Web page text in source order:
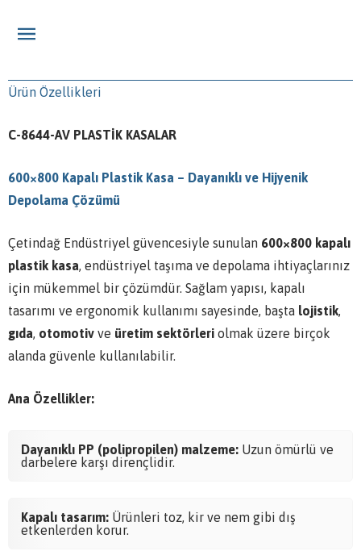
Ürün Özellikleri
C-8644-AV PLASTİK KASALAR
600×800 Kapalı Plastik Kasa – Dayanıklı ve Hijyenik
Depolama Çözümü
Çetindağ Endüstriyel güvencesiyle sunulan 600×800 kapalı
plastik kasa, endüstriyel taşıma ve depolama ihtiyaçlarınız
için mükemmel bir çözümdür. Sağlam yapısı, kapalı
tasarımı ve ergonomik kullanımı sayesinde, başta lojistik,
gıda, otomotiv ve üretim sektörleri olmak üzere birçok
alanda güvenle kullanılabilir.
Ana Özellikler:
Dayanıklı PP (polipropilen) malzeme: Uzun ömürlü ve
darbelere karşı dirençlidir.
Kapalı tasarım: Ürünleri toz, kir ve nem gibi dış
etkenlerden korur.